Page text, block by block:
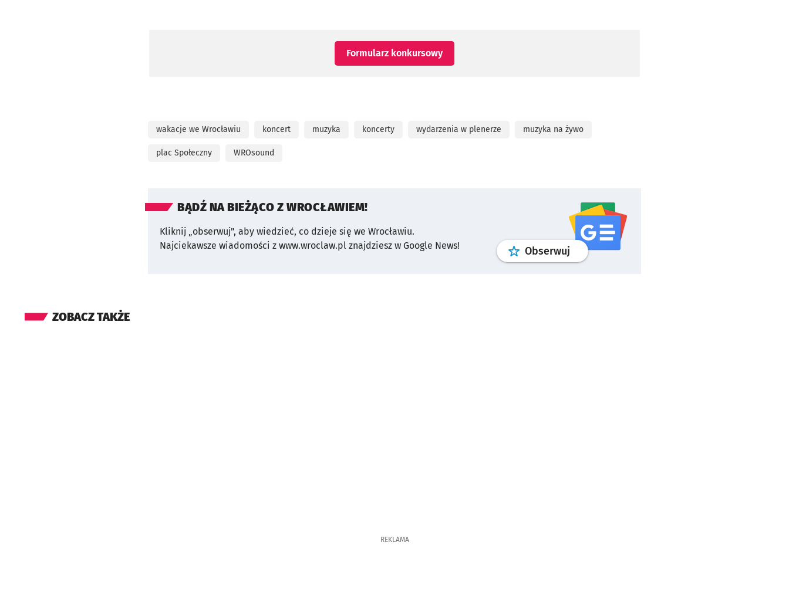
Formularz konkursowyotworzy się w nowej karcie
wakacje we Wrocławiu koncert muzyka koncerty wydarzenia w plenerze muzyka na żywo
plac Społeczny WROsound
BĄDŹ NA BIEŻĄCO Z WROCŁAWIEM!
Kliknij „obserwuj”, aby wiedzieć, co dzieje się we Wrocławiu.
Najciekawsze wiadomości z www.wroclaw.pl znajdziesz w Google News!
Obserwuj profilgoogle news
ZOBACZ TAKŻE
REKLAMA